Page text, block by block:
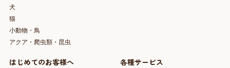
犬
猫
小動物・鳥
アクア・爬虫類・昆虫
はじめてのお客様へ 各種サービス